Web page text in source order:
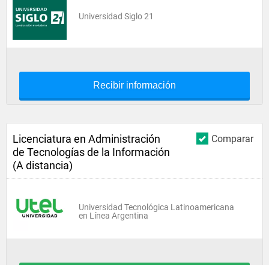
Universidad Siglo 21
Recibir información
Comparar
Licenciatura en Administración
de Tecnologías de la Información
(A distancia)
Universidad Tecnológica Latinoamericana
en Línea Argentina